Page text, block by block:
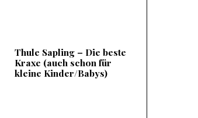
Thule Sapling – Die beste
Kraxe (auch schon für
kleine Kinder/Babys)